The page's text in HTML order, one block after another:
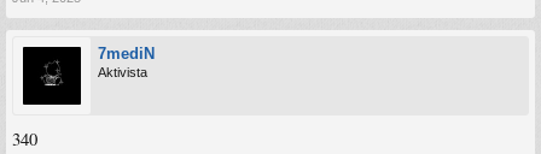
7mediN
Aktivista
340